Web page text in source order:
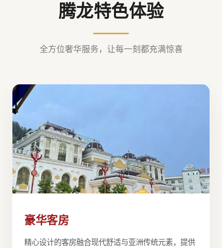
腾龙特色体验
全方位奢华服务，让每一刻都充满惊喜
豪华客房
精心设计的客房融合现代舒适与亚洲传统元素，提供